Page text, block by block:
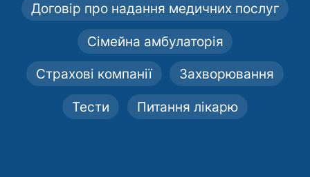
Договір про надання медичних послуг
Сімейна амбулаторія
Страхові компанії Захворювання
Тести Питання лікарю